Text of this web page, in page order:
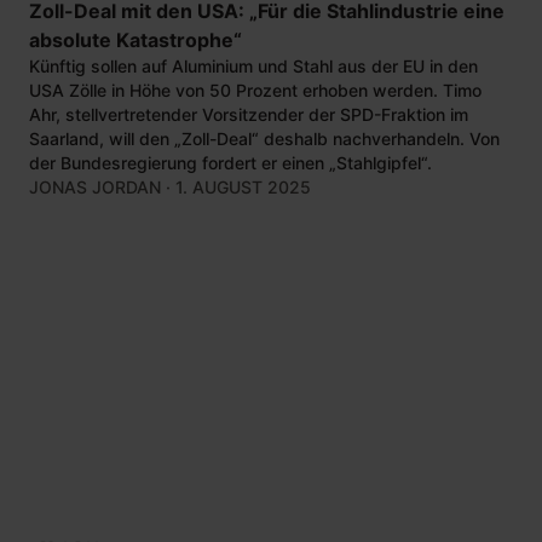
Zoll-Deal mit den USA: „Für die Stahlindustrie eine
absolute Katastrophe“
Künftig sollen auf Aluminium und Stahl aus der EU in den
USA Zölle in Höhe von 50 Prozent erhoben werden. Timo
Ahr, stellvertretender Vorsitzender der SPD-Fraktion im
Saarland, will den „Zoll-Deal“ deshalb nachverhandeln. Von
der Bundesregierung fordert er einen „Stahlgipfel“.
JONAS JORDAN · 1. AUGUST 2025